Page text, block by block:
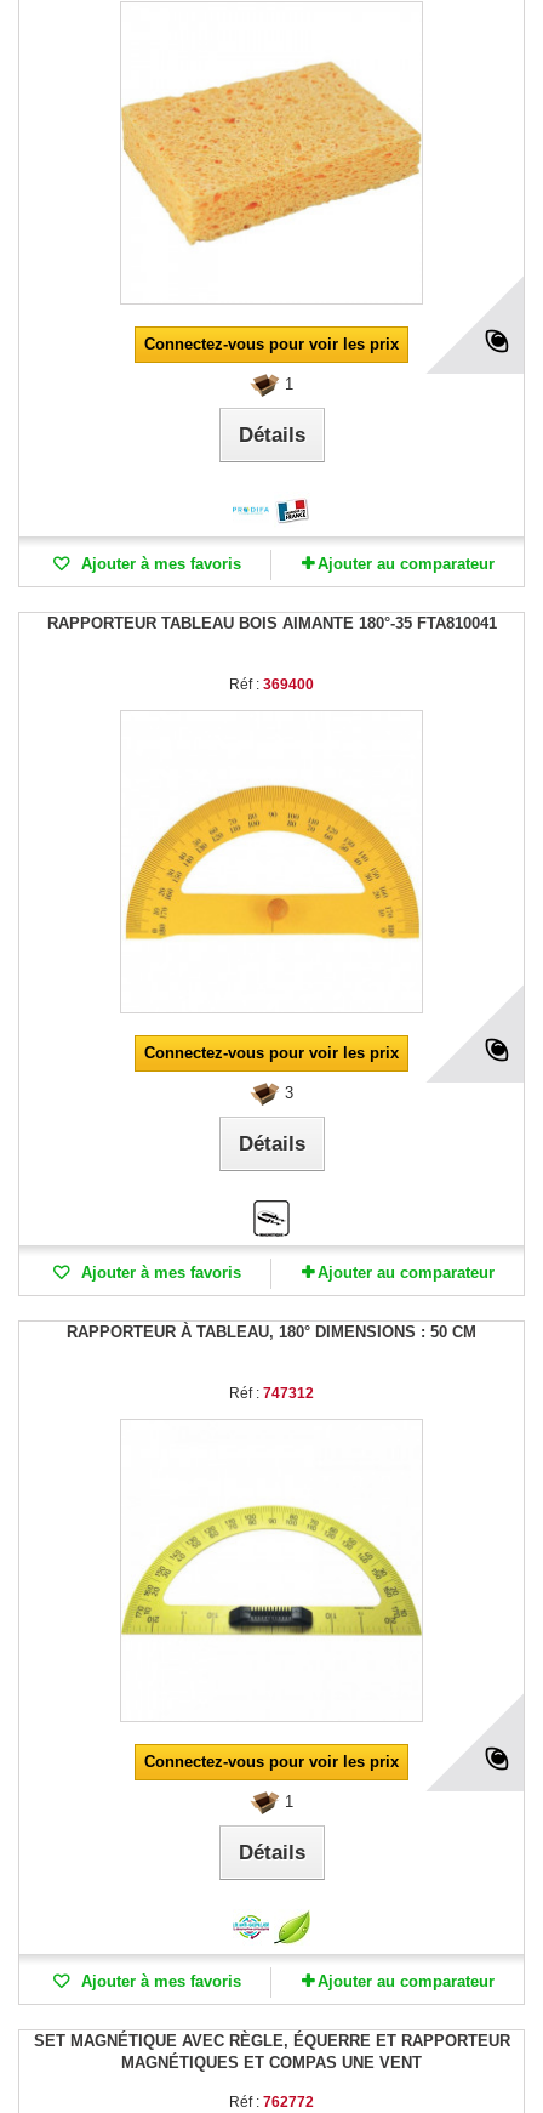
Connectez-vous pour voir les prix
1
Détails
Ajouter à mes favoris Ajouter au comparateur
RAPPORTEUR TABLEAU BOIS AIMANTE 180°-35 FTA810041
Réf : 369400
Connectez-vous pour voir les prix
3
Détails
Ajouter à mes favoris Ajouter au comparateur
RAPPORTEUR À TABLEAU, 180° DIMENSIONS : 50 CM
Réf : 747312
Connectez-vous pour voir les prix
1
Détails
Ajouter à mes favoris Ajouter au comparateur
SET MAGNÉTIQUE AVEC RÈGLE, ÉQUERRE ET RAPPORTEUR
MAGNÉTIQUES ET COMPAS UNE VENT
Réf : 762772